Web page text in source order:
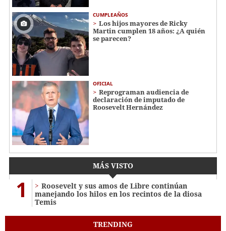
CUMPLEAÑOS
Los hijos mayores de Ricky
Martin cumplen 18 años: ¿A quién
se parecen?
OFICIAL
Reprograman audiencia de
declaración de imputado de
Roosevelt Hernández
MÁS VISTO
1
Roosevelt y sus amos de Libre continúan
manejando los hilos en los recintos de la diosa
Temis
TRENDING